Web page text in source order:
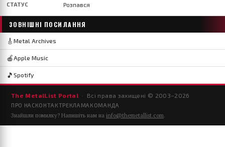
СТАТУС Розпався
ЗОВНІШНІ ПОСИЛАННЯ
🎸 Metal Archives
🍎 Apple Music
🎵 Spotify
The MetalList Portal · Всі права захищені © 2003–2026
ПРО НАСКОНТАКТРЕКЛАМА КОМАНДА
Знайшли помилку? Напишіть нам на info@themetallist.com.